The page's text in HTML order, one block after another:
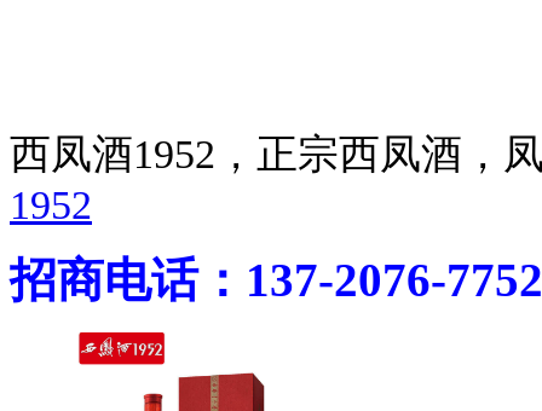
西凤酒1952，正宗西凤酒
1952
招商电话：137-2076-7752